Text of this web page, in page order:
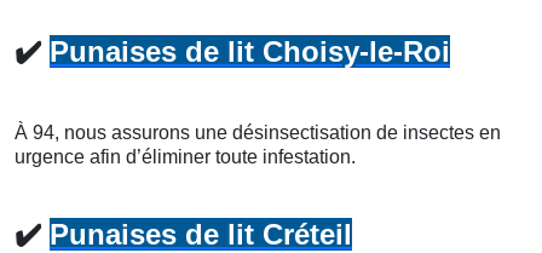
✔️ Punaises de lit Choisy-le-Roi
À 94, nous assurons une désinsectisation de insectes en
urgence afin d’éliminer toute infestation.
✔️ Punaises de lit Créteil